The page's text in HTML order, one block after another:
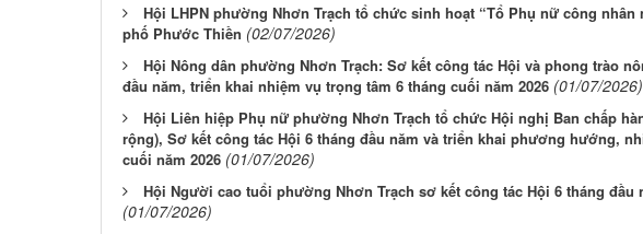
Hội LHPN phường Nhơn Trạch tổ chức sinh hoạt “Tổ Phụ nữ công nhân
phố Phước Thiền (02/07/2026)
Hội Nông dân phường Nhơn Trạch: Sơ kết công tác Hội và phong trào
đầu năm, triển khai nhiệm vụ trọng tâm 6 tháng cuối năm 2026 (01/07/2026)
Hội Liên hiệp Phụ nữ phường Nhơn Trạch tổ chức Hội nghị Ban chấp
rộng), Sơ kết công tác Hội 6 tháng đầu năm và triển khai phương hướng,
cuối năm 2026 (01/07/2026)
Hội Người cao tuổi phường Nhơn Trạch sơ kết công tác Hội 6 tháng đầu
(01/07/2026)